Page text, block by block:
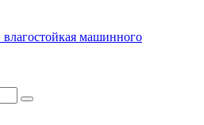
машинного